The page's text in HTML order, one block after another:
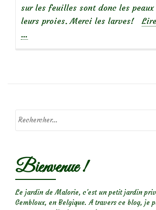
sur les feuilles sont donc les peaux
leurs proies. Merci les larves!
…
Bienvenue !
Le jardin de Malorie, c'est un petit jardin
Gembloux, en Belgique. A travers ce blog, je